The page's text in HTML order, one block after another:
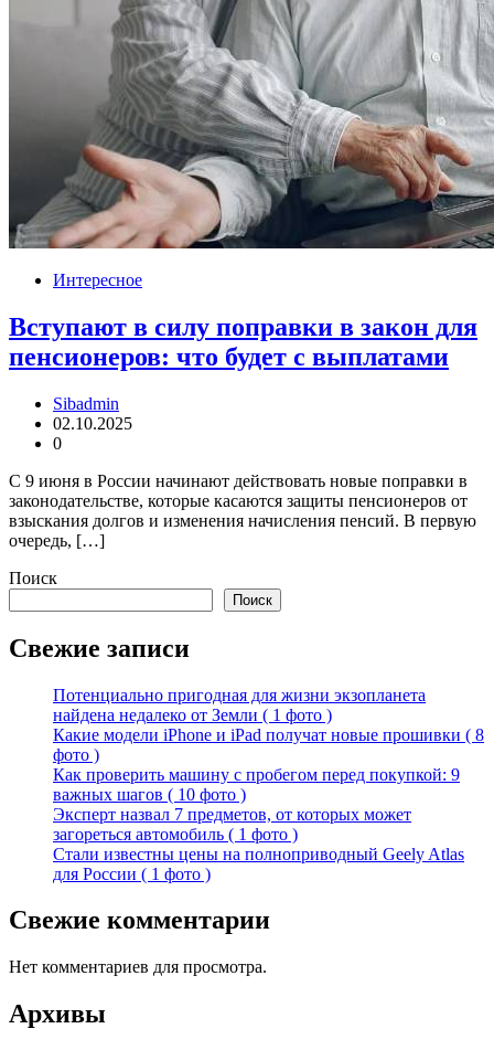
Интересное
Вступают в силу поправки в закон для
пенсионеров: что будет с выплатами
Sibadmin
02.10.2025
0
С 9 июня в России начинают действовать новые поправки в
законодательстве, которые касаются защиты пенсионеров от
взыскания долгов и изменения начисления пенсий. В первую
очередь, […]
Поиск
Поиск
Свежие записи
Потенциально пригодная для жизни экзопланета
найдена недалеко от Земли ( 1 фото )
Какие модели iPhone и iPad получат новые прошивки ( 8
фото )
Как проверить машину с пробегом перед покупкой: 9
важных шагов ( 10 фото )
Эксперт назвал 7 предметов, от которых может
загореться автомобиль ( 1 фото )
Стали известны цены на полноприводный Geely Atlas
для России ( 1 фото )
Свежие комментарии
Нет комментариев для просмотра.
Архивы